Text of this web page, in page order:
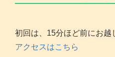
初回は、15分ほど前にお越
アクセスはこちら